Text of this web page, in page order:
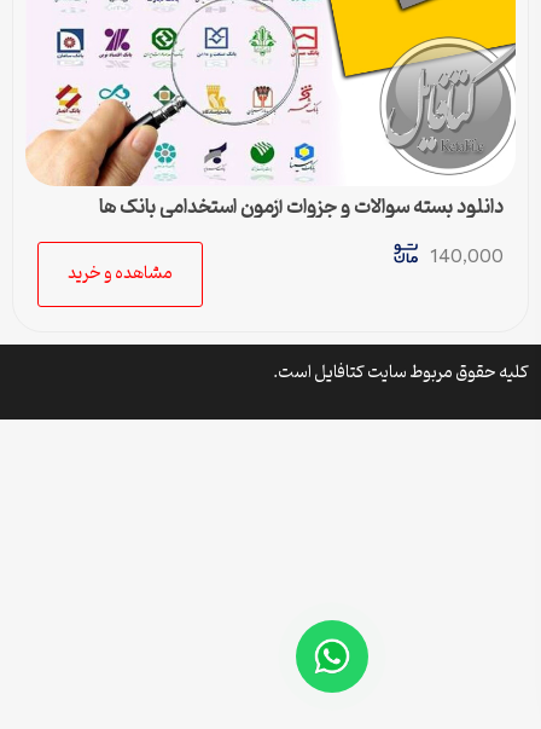
دانلود بسته سوالات و جزوات آزمون استخدامی بانک ها
140,000
مشاهده و خرید
کلیه حقوق مربوط سایت کتافایل است.